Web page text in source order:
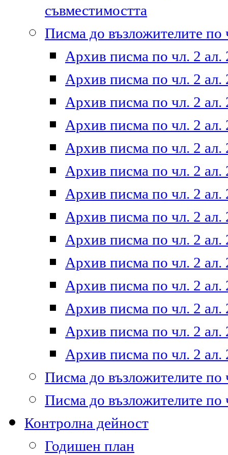
съвместимостта
Писма до възложителите по
Архив писма по чл. 2 ал.
Архив писма по чл. 2 ал.
Архив писма по чл. 2 ал.
Архив писма по чл. 2 ал.
Архив писма по чл. 2 ал.
Архив писма по чл. 2 ал.
Архив писма по чл. 2 ал.
Архив писма по чл. 2 ал.
Архив писма по чл. 2 ал.
Архив писма по чл. 2 ал.
Архив писма по чл. 2 ал.
Архив писма по чл. 2 ал.
Архив писма по чл. 2 ал.
Архив писма по чл. 2 ал.
Писма до възложителите по
Писма до възложителите по
Контролна дейност
Годишен план